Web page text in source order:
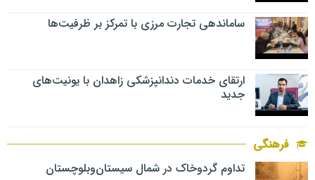
ساماندهی تجارت مرزی با تمرکز بر ظرفیت‌ها
ارتقای خدمات دندانپزشکی زاهدان با یونیت‌های
جدید
فرهنگی
تداوم گردوخاک در شمال سیستان‌وبلوچستان